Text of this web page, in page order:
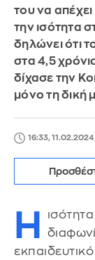
του να
την ισότητα
δηλώνει ότι
στα 4,5
δίχασε την
μόνο τη δική
16:33, 11.02.2024
Η